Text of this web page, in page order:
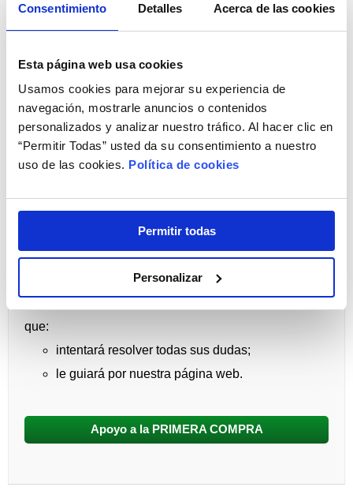
Consentimiento Detalles Acerca de las cookies
Esta página web usa cookies
Usamos cookies para mejorar su experiencia de
navegación, mostrarle anuncios o contenidos
personalizados y analizar nuestro tráfico. Al hacer clic en
“Permitir Todas” usted da su consentimiento a nuestro
uso de las cookies. Política de cookies
Permitir todas
Personalizar
¡Compre por primera vez con nosotros de forma fácil!
¡Resuelva todas sus dudas!
y disponga, sin ningún coste para
usted, de Ayuda Personalizada de Apoyo a la
que:
intentará resolver todas sus dudas;
le guiará por nuestra página web.
Apoyo a la PRIMERA COMPRA